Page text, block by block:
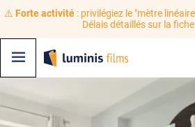
⚠️ Forte activité: privilégiez le "mètre
Délais détaillés sur la